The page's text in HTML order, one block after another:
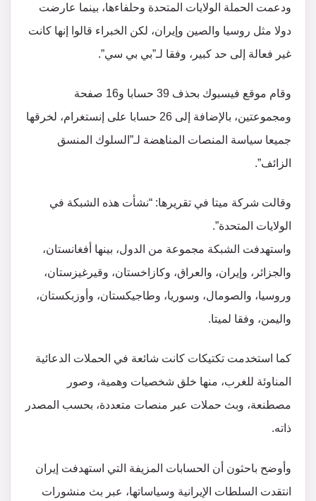
ودعمت الحملة الولايات المتحدة وحلفاءها، بينما عارضت
دولا مثل روسيا والصين وإيران، لكن الخبراء قالوا إنها كانت
غير فعالة إلى حد كبير، وفقا لـ”بي بي سي”.
وقام موقع فيسبوك بحذف 39 حسابا و16 صفحة
ومجموعتين، بالإضافة إلى 26 حسابا على إنستغرام، لخرقها
جميعا سياسة المنصات المناهضة لـ”السلوك المنسق
الزائف”.
وقالت شركة ميتا في تقريرها: “نشأت هذه الشبكة في
الولايات المتحدة”.
واستهدفت الشبكة مجموعة من الدول، بينها أفغانستان،
والجزائر، وإيران، والعراق، وكازاخستان، وقيرغيزستان،
وروسيا، والصومال، وسوريا، وطاجيكستان، وأوزبكستان،
واليمن، وفقا لميتا.
كما استخدمت تكتيكات كانت شائعة في الحملات الدعائية
المناوئة للغرب، منها خلق شخصيات وهمية، وصور
مصطنعة، وبث حملات عبر منصات متعددة، بحسب المصدر
ذاته.
وأوضح باحثون أن الحسابات المزيفة التي استهدفت إيران
انتقدت السلطات الإيرانية وسياساتها، عبر بث منشورات